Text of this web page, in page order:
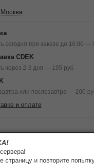
Москва
сегодня при заказе до 16:00 —
CDEK
через 2-3 дня — 195 руб
или послезавтра — 200
и оплате
страницу и повторите